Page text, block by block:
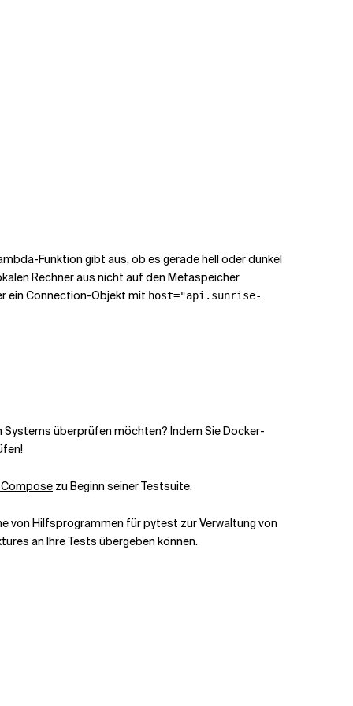
Funktion gibt aus, ob es gerade hell oder dunkel
Rechner aus nicht auf den Metaspeicher
ein Connection-Objekt mit host="api.sunrise-
überprüfen möchten? Indem Sie Docker-
zu Beginn seiner Testsuite.
von Hilfsprogrammen für pytest zur Verwaltung von
an Ihre Tests übergeben können.